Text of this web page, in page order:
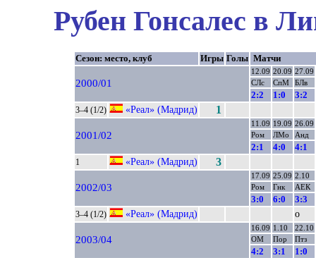
Рубен Гонсалес в
Сезон: место, клуб Игры Голы Матчи
2000/01
12.09 20.09 27.09
СЛс
СпМ БЛв
2:2 1:0 3:2
3–4 (1/2) «Реал» (Мадрид) 1
2001/02
11.09 19.09 26.09
Ром
ЛМо Анд
2:1 4:0 4:1
1 «Реал» (Мадрид) 3
2002/03
17.09 25.09 2.10
Ром
Гнк АЕК
3:0 6:0 3:3
3–4 (1/2) «Реал» (Мадрид) о
2003/04
16.09 1.10
22.10
ОМ
Пор Птз
4:2 3:1 1:0